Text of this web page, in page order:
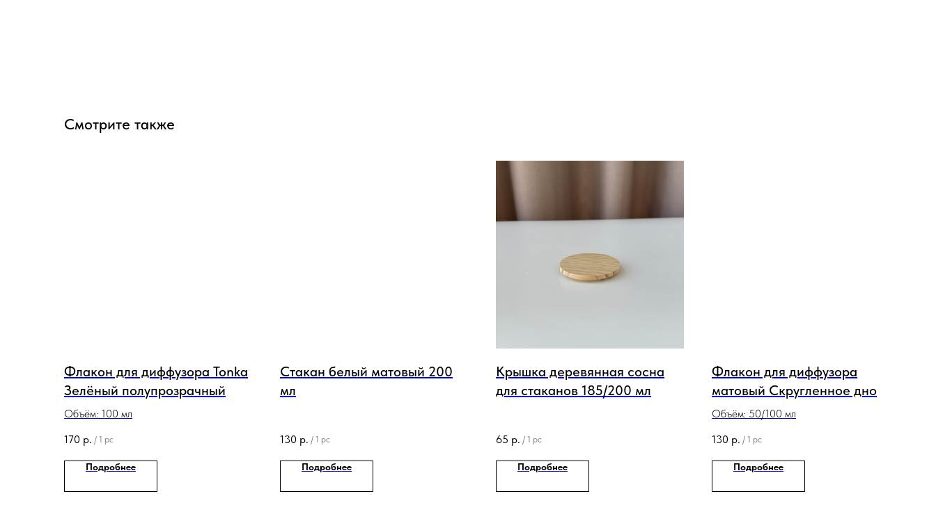
Смотрите также
Флакон для диффузора Tonka
Зелёный полупрозрачный
Объём: 100 мл
170 р. / 1 pc
Подробнее
Стакан белый матовый 200
мл
130 р. / 1 pc
Подробнее
Крышка деревянная сосна
для стаканов 185/200 мл
65 р. / 1 pc
Подробнее
Флакон для диффузора
матовый Скругленное дно
Объём: 50/100 мл
130 р. / 1 pc
Подробнее